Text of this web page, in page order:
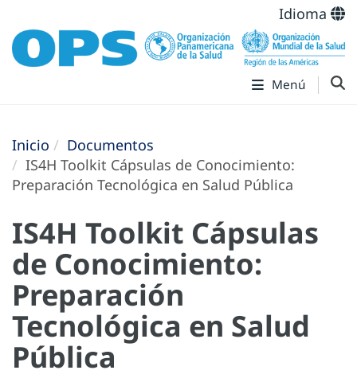
Idioma
Menú
Inicio
Documentos
IS4H Toolkit Cápsulas de Conocimiento:
Preparación Tecnológica en Salud Pública
IS4H Toolkit Cápsulas
de Conocimiento:
Preparación
Tecnológica en Salud
Pública